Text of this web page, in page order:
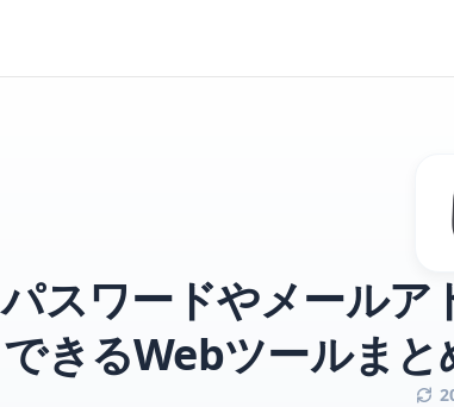
パスワードやメールア
できるWebツールまと